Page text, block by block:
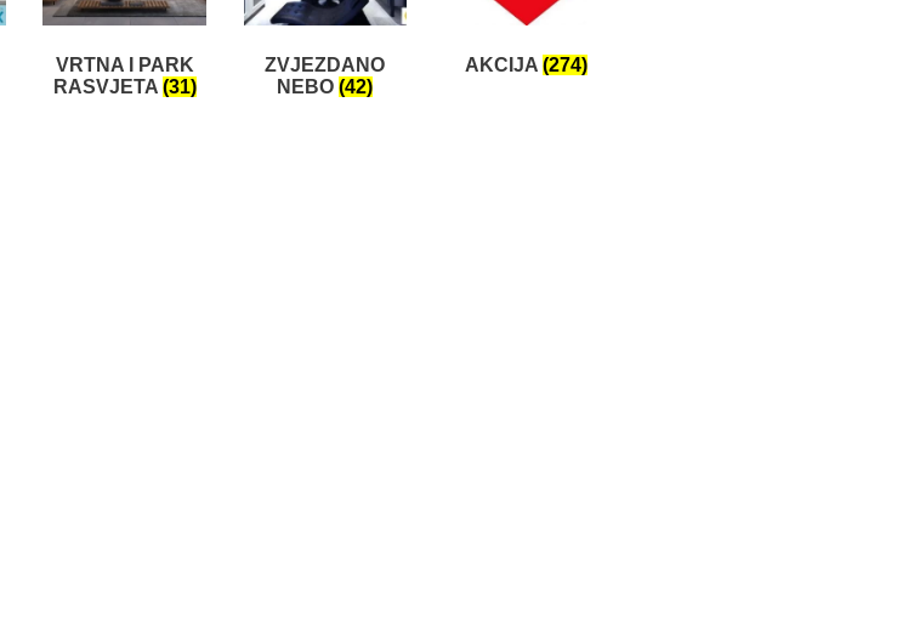
VRTNA I PARK
RASVJETA (31)
ZVJEZDANO
NEBO(42)
AKCIJA (274)